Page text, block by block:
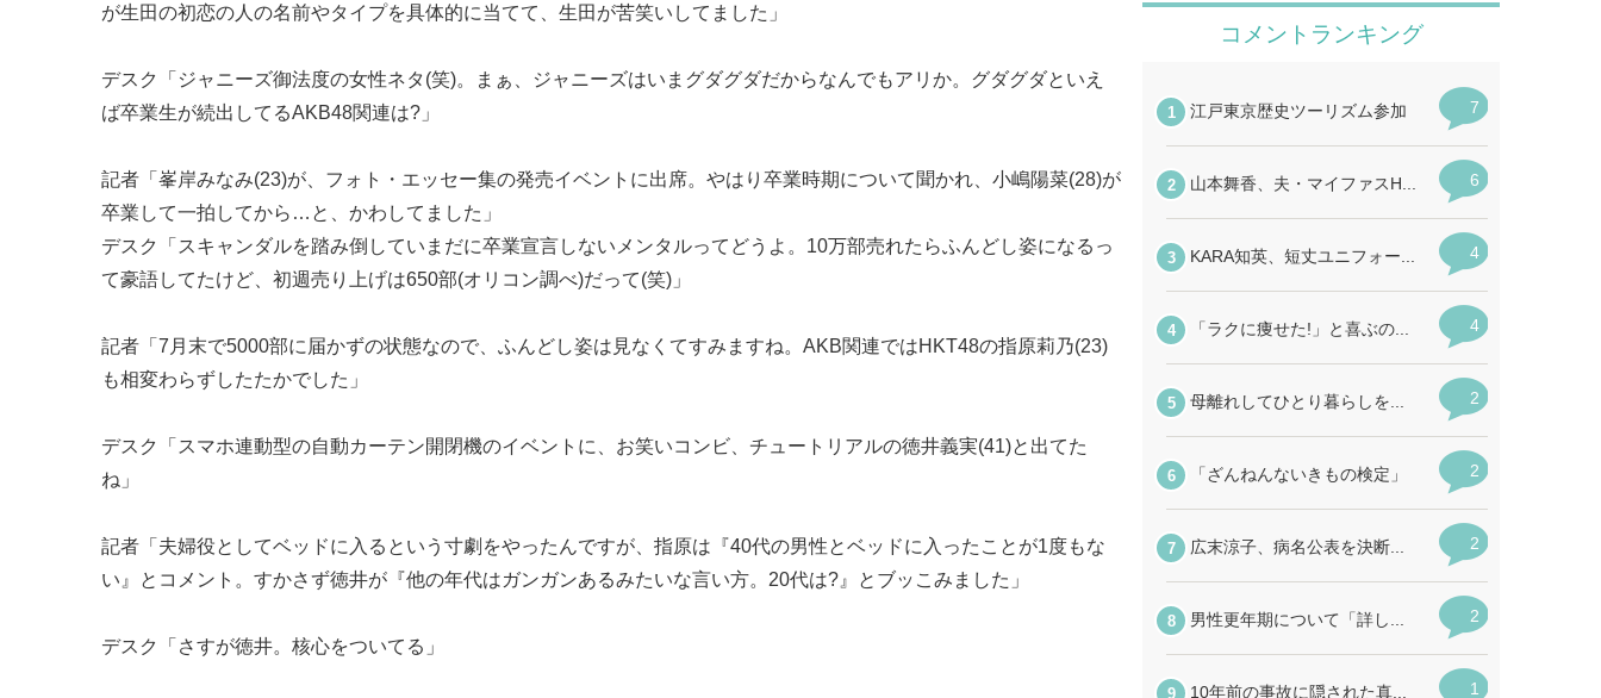
が生田の初恋の人の名前やタイプを具体的に当てて、生田が苦笑いしてました」
デスク「ジャニーズ御法度の女性ネタ(笑)。まぁ、ジャニーズはいまグダグダだからなんでもアリか。グダグダといえ
ば卒業生が続出してるAKB48関連は?」
記者「峯岸みなみ(23)が、フォト・エッセー集の発売イベントに出席。やはり卒業時期について聞かれ、小嶋陽菜(28)が
卒業して一拍してから…と、かわしてました」
デスク「スキャンダルを踏み倒していまだに卒業宣言しないメンタルってどうよ。10万部売れたらふんどし姿になるっ
て豪語してたけど、初週売り上げは650部(オリコン調べ)だって(笑)」
記者「7月末で5000部に届かずの状態なので、ふんどし姿は見なくてすみますね。AKB関連ではHKT48の指原莉乃(23)
も相変わらずしたたかでした」
デスク「スマホ連動型の自動カーテン開閉機のイベントに、お笑いコンビ、チュートリアルの徳井義実(41)と出てた
ね」
記者「夫婦役としてベッドに入るという寸劇をやったんですが、指原は『40代の男性とベッドに入ったことが1度もな
い』とコメント。すかさず徳井が『他の年代はガンガンあるみたいな言い方。20代は?』とブッこみました」
デスク「さすが徳井。核心をついてる」